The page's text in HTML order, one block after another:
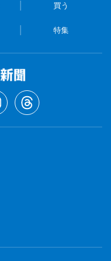
買う
特集